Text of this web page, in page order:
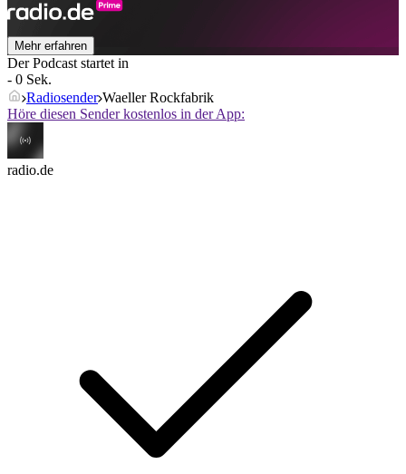
Mehr erfahren
Der Podcast startet in
- 0 Sek.
Radiosender Waeller Rockfabrik
Höre diesen Sender kostenlos in der App:
radio.de